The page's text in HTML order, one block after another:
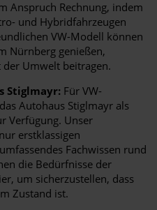
Anspruch Rechnung, indem
und Hybridfahrzeugen
VW-Modell können
Nürnberg genießen,
Umwelt beitragen.
Stiglmayr: Für VW-
Autohaus Stiglmayr als
Verfügung. Unser
erstklassigen
Fachwissen rund
die Bedürfnisse der
um sicherzustellen, dass
Zustand ist.